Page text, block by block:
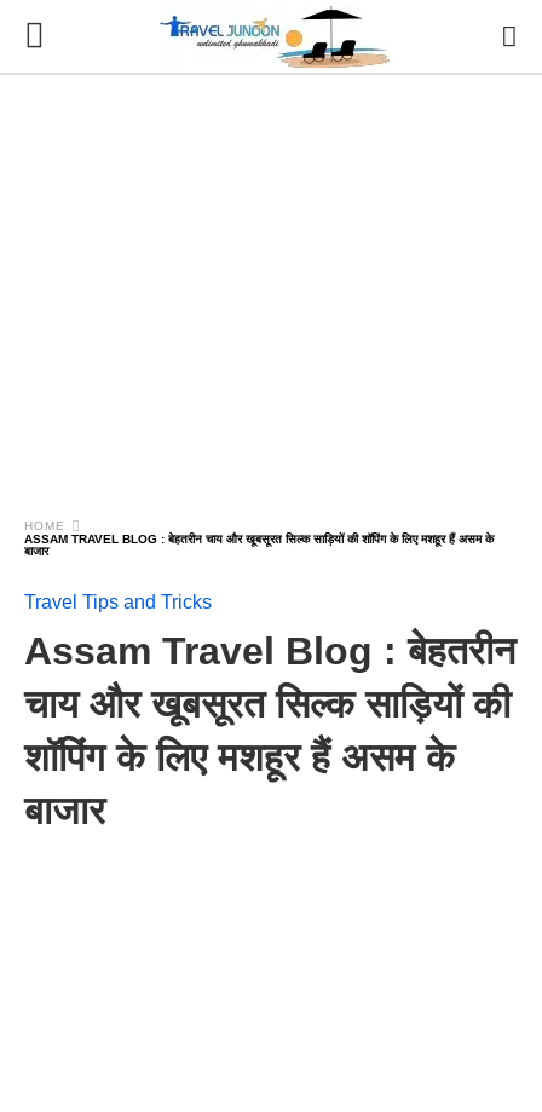
HOME
ASSAM TRAVEL BLOG : बेहतरीन चाय और खूबसूरत सिल्क साड़ियों की शॉपिंग के लिए मशहूर हैं असम के
बाजार
Travel Tips and Tricks
Assam Travel Blog : बेहतरीन
चाय और खूबसूरत सिल्क साड़ियों की
शॉपिंग के लिए मशहूर हैं असम के
बाजार